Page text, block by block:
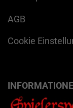
AGB
Cookie